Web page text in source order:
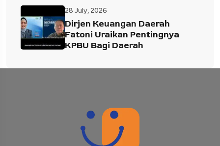
28 July, 2026
Dirjen Keuangan Daerah
Fatoni Uraikan Pentingnya
KPBU Bagi Daerah